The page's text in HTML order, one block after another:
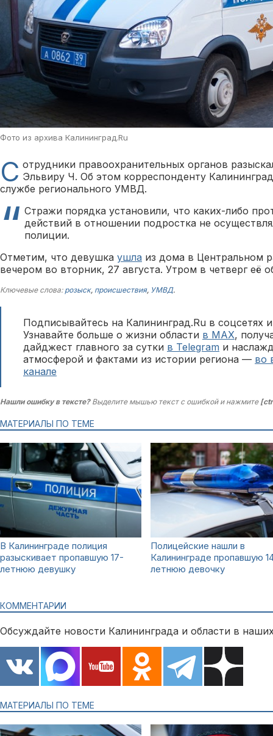
Фото из архива Калининград.Ru
С отрудники правоохранительных органов
Эльвиру Ч. Об этом корреспонденту
службе регионального УМВД.
Стражи порядка установили, что каких-либо
действий в отношении подростка не
полиции.
Отметим, что девушка ушла из дома в Центральном
вечером во вторник, 27 августа. Утром в четверг её
Ключевые слова: розыск, происшествия, УМВД.
Подписывайтесь на Калининград.Ru в соцсетях
Узнавайте больше о жизни области в MAX,
дайджест главного за сутки в Telegram и
атмосферой и фактами из истории региона — во
канале
Нашли ошибку в тексте?Выделите мышью текст с ошибкой и нажмите
МАТЕРИАЛЫ ПО ТЕМЕ
В Калининграде полиция
разыскивает пропавшую 17-
летнюю девушку
Полицейские нашли в
Калининграде пропавшую
летнюю девочку
КОММЕНТАРИИ
Обсуждайте новости Калининграда и области в
МАТЕРИАЛЫ ПО ТЕМЕ